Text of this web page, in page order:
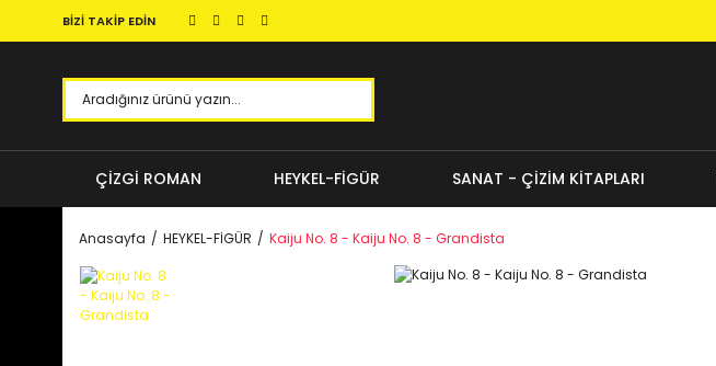
BİZİ TAKİP EDİN
ÇİZGİ ROMAN HEYKEL-FİGÜR SANAT - ÇİZİM KİTAPLARI
Anasayfa HEYKEL-FİGÜR Kaiju No. 8 - Kaiju No. 8 - Grandista